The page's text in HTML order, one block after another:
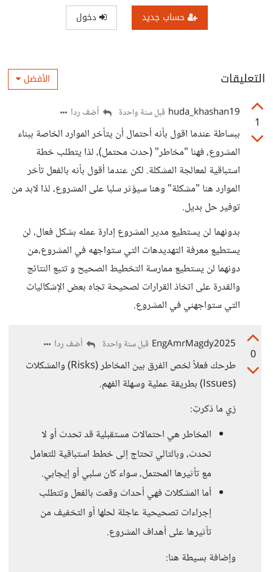
حساب جديد دخول
التعليقات الأفضل
1
huda_khashan19 قبل سنة واحدة أضف ردا
ببساطة عندما اقول بأنه أحتمال أن يتأخر الموارد الخاصة ببناء
المشروع، فهنا "مخاطر" (حدث محتمل)، لذا يتطلب خطة
استباقية لمعالجة المشكلة. لكن عندما أقول بأنه بالفعل تأخر
الموارد هنا "مشكلة" وهنا سيؤثر سلبا على المشروع، لذا لابد من
توفير حل بديل.
بدونهما لن يستطيع مدير المشروع إدارة عمله بشكل فعال، لن
يستطيع معرفة التهديدهات التي ستواجهه في المشروع،من
دونهما لن يستطيع ممارسة التخطيط الصحيح و تتبع النتائج
والقدرة على اتخاذ القرارات لصحيحة تجاه بعض الإشكاليات
التي ستواجهني في المشروع.
0
EngAmrMagdy2025 قبل سنة واحدة أضف ردا
طرحك فعلاً لخص الفرق بين المخاطر (Risks) والمشكلات
(Issues) بطريقة عملية وسهلة الفهم.
زي ما ذكرتِ:
المخاطر هي احتمالات مستقبلية قد تحدث أو لا
تحدث، وبالتالي تحتاج إلى خطط استباقية للتعامل
مع تأثيرها المحتمل، سواء كان سلبي أو إيجابي.
أما المشكلات فهي أحداث وقعت بالفعل وتتطلب
إجراءات تصحيحية عاجلة لحلها أو التخفيف من
تأثيرها على أهداف المشروع.
وإضافة بسيطة هنا: